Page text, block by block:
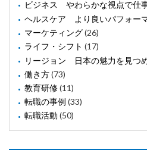
ビジネス やわらかな視点で仕
ヘルスケア より良いパフォー
マーケティング(26)
ライフ・シフト (17)
リージョン 日本の魅力を見つ
働き方(73)
教育研修(11)
転職の事例 (33)
転職活動 (50)